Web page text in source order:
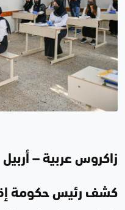
زاكروس عربية – أربيل
كشف رئيس حكومة